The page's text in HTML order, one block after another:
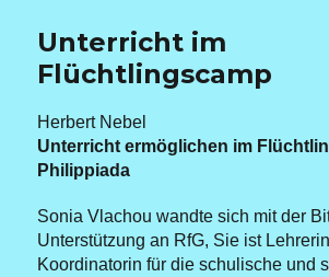
Unterricht im
Flüchtlingscamp
Herbert Nebel
Unterricht ermöglichen im
Philippiada
Sonia Vlachou wandte sich mit der
Unterstützung an RfG, Sie ist
Koordinatorin für die schulische und